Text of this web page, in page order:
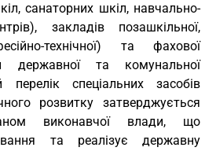
санаторних шкіл, навчально-
закладів позашкільної,
технічної) та фахової
державної та комунальної
перелік спеціальних засобів
розвитку затверджується
виконавчої влади, що
та реалізує державну